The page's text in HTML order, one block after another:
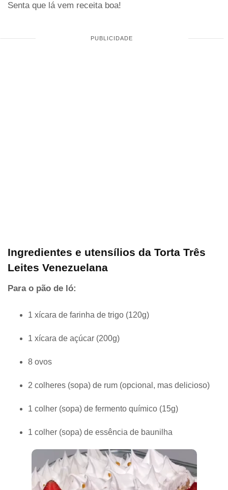
Senta que lá vem receita boa!
Ingredientes e utensílios da Torta Três
Leites Venezuelana
Para o pão de ló:
1 xícara de farinha de trigo (120g)
1 xícara de açúcar (200g)
8 ovos
2 colheres (sopa) de rum (opcional, mas delicioso)
1 colher (sopa) de fermento químico (15g)
1 colher (sopa) de essência de baunilha